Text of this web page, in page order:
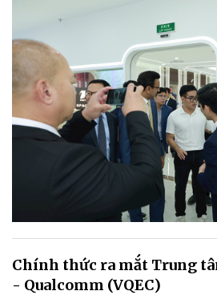
Chính thức ra mắt Trung
- Qualcomm (VQEC)